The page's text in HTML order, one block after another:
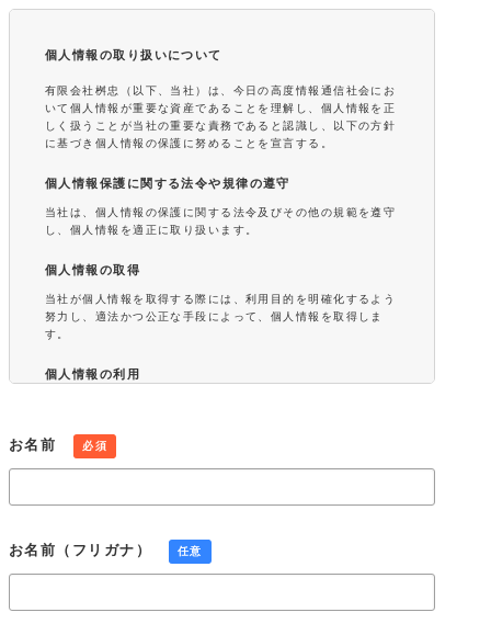
個人情報の取り扱いについて
有限会社桝忠（以下、当社）は、今日の高度情報通信社会にお
いて個人情報が重要な資産であることを理解し、個人情報を正
しく扱うことが当社の重要な責務であると認識し、以下の方針
に基づき個人情報の保護に努めることを宣言する。
個人情報保護に関する法令や規律の遵守
当社は、個人情報の保護に関する法令及びその他の規範を遵守
し、個人情報を適正に取り扱います。
個人情報の取得
当社が個人情報を取得する際には、利用目的を明確化するよう
努力し、適法かつ公正な手段によって、個人情報を取得しま
す。
個人情報の利用
な限りにおいて利用します。また、個人情報を第三者との間で
共同利用し、または、個人情報の取扱いを第三者に委託する場
合には、共同利用の相手方および第三者について個人情報の適
当社は、法令に定める場合を除き、個人情報を事前に本人の同
意を得ることなく第三者に提供しません。
個人情報の管理
お名前 必須
お名前（フリガナ） 任意